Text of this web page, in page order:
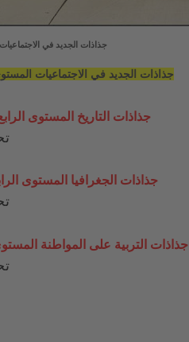
جذاذات الجديد في
جذاذات الجديد في الاجتماعيات
جذاذات التاريخ المستوى
جذاذات الجغرافيا المستوى
جذاذات التربية على المواطنة